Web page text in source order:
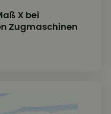
X bei
Zugmaschinen